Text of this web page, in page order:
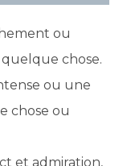
ou
chose.
ou une
chose ou
et admiration,